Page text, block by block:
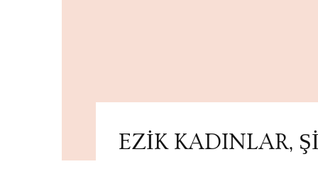
EZİK KADINLAR,